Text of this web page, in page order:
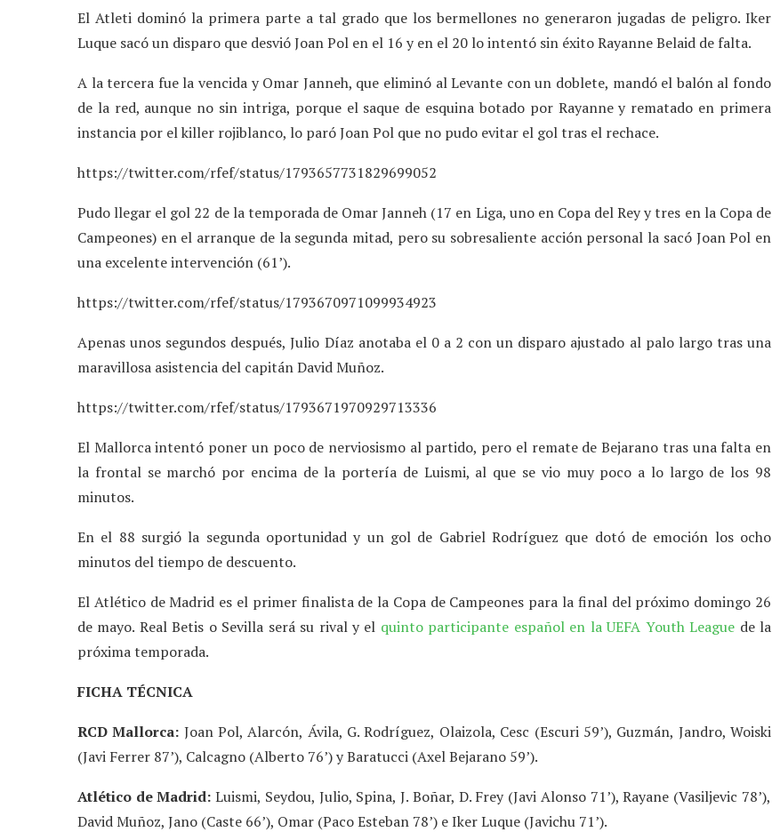
El Atleti dominó la primera parte a tal grado que los bermellones no generaron jugadas de peligro. Iker
Luque sacó un disparo que desvió Joan Pol en el 16 y en el 20 lo intentó sin éxito Rayanne Belaid de falta.
A la tercera fue la vencida y Omar Janneh, que eliminó al Levante con un doblete, mandó el balón al fondo
de la red, aunque no sin intriga, porque el saque de esquina botado por Rayanne y rematado en primera
instancia por el killer rojiblanco, lo paró Joan Pol que no pudo evitar el gol tras el rechace.
https://twitter.com/rfef/status/1793657731829699052
Pudo llegar el gol 22 de la temporada de Omar Janneh (17 en Liga, uno en Copa del Rey y tres en la Copa de
Campeones) en el arranque de la segunda mitad, pero su sobresaliente acción personal la sacó Joan Pol en
una excelente intervención (61’).
https://twitter.com/rfef/status/1793670971099934923
Apenas unos segundos después, Julio Díaz anotaba el 0 a 2 con un disparo ajustado al palo largo tras una
maravillosa asistencia del capitán David Muñoz.
https://twitter.com/rfef/status/1793671970929713336
El Mallorca intentó poner un poco de nerviosismo al partido, pero el remate de Bejarano tras una falta en
la frontal se marchó por encima de la portería de Luismi, al que se vio muy poco a lo largo de los 98
minutos.
En el 88 surgió la segunda oportunidad y un gol de Gabriel Rodríguez que dotó de emoción los ocho
minutos del tiempo de descuento.
El Atlético de Madrid es el primer finalista de la Copa de Campeones para la final del próximo domingo 26
de mayo. Real Betis o Sevilla será su rival y el quinto participante español en la UEFA Youth League de la
próxima temporada.
FICHA TÉCNICA
RCD Mallorca: Joan Pol, Alarcón, Ávila, G. Rodríguez, Olaizola, Cesc (Escuri 59’), Guzmán, Jandro, Woiski
(Javi Ferrer 87’), Calcagno (Alberto 76’) y Baratucci (Axel Bejarano 59’).
Atlético de Madrid: Luismi, Seydou, Julio, Spina, J. Boñar, D. Frey (Javi Alonso 71’), Rayane (Vasiljevic 78’),
David Muñoz, Jano (Caste 66’), Omar (Paco Esteban 78’) e Iker Luque (Javichu 71’).